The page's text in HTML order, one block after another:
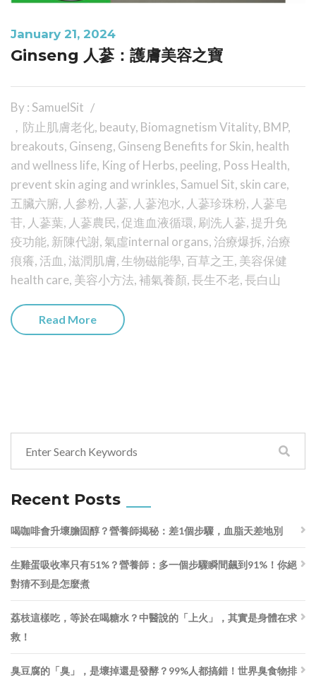
January 21, 2024
Ginseng 人蔘：護膚美容之寶
By : SamuelSit
，防止肌膚老化, beauty, Biomagnetism Vitality, BMP,
breakouts, Ginseng, Ginseng Benefits for Skin, health
and wellness life, King of Herbs, peeling, Poss Health,
prevent skin aging and wrinkles, Samuel Sit, skin care,
五臟六腑, 人參粉, 人蔘, 人蔘泡水, 人蔘珍珠粉, 人蔘皂
苷, 人蔘葉, 人蔘農民,促進血液循環, 刷洗人蔘,提升免
疫功能, 新陳代謝,氣虛internal organs, 治療爆拆, 治療
痕癢, 活血, 滋潤肌膚, 生物磁能學,百草之王, 美容保健
health care, 美容小方法,補氣養顏,長生不老,長白山
Read More
Recent Posts
喝咖啡會升壞膽固醇？營養師揭秘：差1個步驟，血脂天差地別
生雞蛋吸收率只有51%？營養師：多一個步驟瞬間飆到91%！你絕
對猜不到是怎麼煮
荔枝這樣吃，等於在喝糖水？中醫說的「上火」，其實是身體在求
救！
臭豆腐的「臭」，是壞掉還是發酵？99%人都搞錯！世界臭食物排